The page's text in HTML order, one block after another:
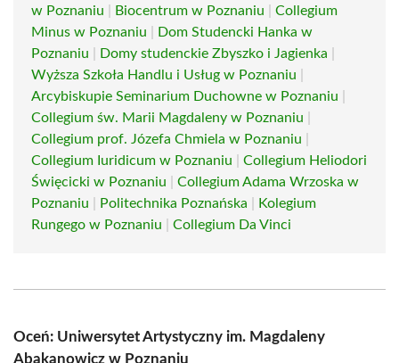
w Poznaniu Biocentrum w Poznaniu
Collegium
Minus w Poznaniu
Dom Studencki Hanka w
Poznaniu
Domy studenckie Zbyszko i Jagienka
Wyższa Szkoła Handlu i Usług w Poznaniu
Arcybiskupie Seminarium Duchowne w Poznaniu
Collegium św. Marii Magdaleny w Poznaniu
Collegium prof. Józefa Chmiela w Poznaniu
Collegium Iuridicum w Poznaniu
Collegium Heliodori
Święcicki w Poznaniu
Collegium Adama Wrzoska w
Poznaniu
Politechnika Poznańska
Kolegium
Rungego w Poznaniu
Collegium Da Vinci
Oceń: Uniwersytet Artystyczny im. Magdaleny
Abakanowicz w Poznaniu